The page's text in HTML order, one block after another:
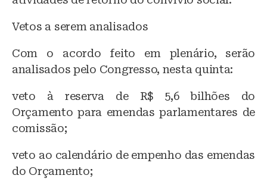
Vetos a serem analisados
Com o acordo feito em plenário, serão
analisados pelo Congresso, nesta quinta:
veto à reserva de R$ 5,6 bilhões do
Orçamento para emendas parlamentares de
comissão;
veto ao calendário de empenho das emendas
do Orçamento;